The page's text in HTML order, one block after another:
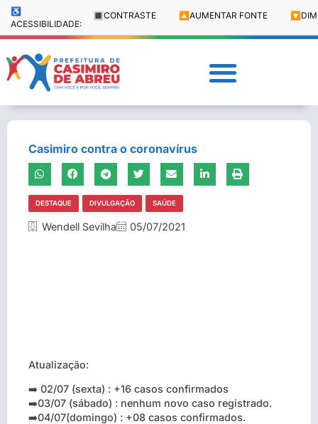
♿
ACESSIBILIDADE:
🔳 CONTRASTE 🔼 AUMENTAR FONTE 🔽
Casimiro contra o coronavírus
DESTAQUE DIVULGAÇÃO SAÚDE
Wendell Sevilha 05/07/2021
Atualização:
➡️ 02/07 (sexta) : +16 casos confirmados
➡️03/07 (sábado) : nenhum novo caso registrado.
➡️04/07(domingo) : +08 casos confirmados.